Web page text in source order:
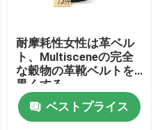
耐摩耗性女性は革ベル
ト、Multisceneの完全
な穀物の革靴ベルトを
黒くする
ベストプライス